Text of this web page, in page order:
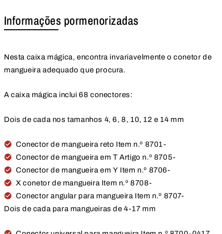
Informações pormenorizadas
Nesta caixa mágica, encontra invariavelmente o conetor de
mangueira adequado que procura.
A caixa mágica inclui 68 conectores:
Dois de cada nos tamanhos 4, 6, 8, 10, 12 e 14 mm
Conector de mangueira reto Item n.º 8701-
Conector de mangueira em T Artigo n.º 8705-
Conector de mangueira em Y Item n.º 8706-
X conetor de mangueira Item n.º 8708-
Conector angular para mangueira Item n.º 8707-
Dois de cada para mangueiras de 4-17 mm